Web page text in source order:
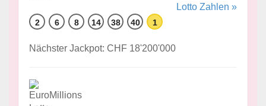
Lotto Zahlen »
2 6 8 14 38 40 1
Nächster Jackpot: CHF 18'200'000